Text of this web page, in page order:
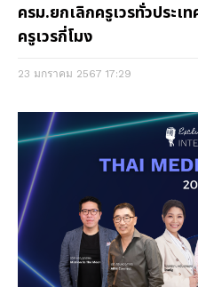
ครม.ยกเลิกครูเวรทั่วประเ
ครูเวรกี่โมง
23 มกราคม 2567 17:29